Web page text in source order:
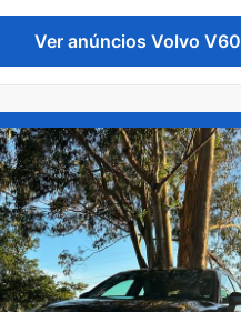
Ver anúncios Volvo V60